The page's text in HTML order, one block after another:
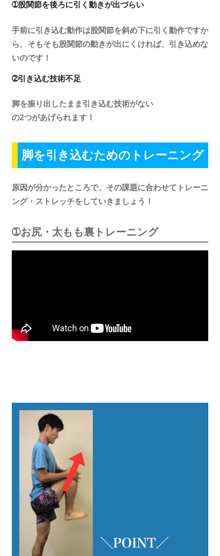
➀股関節を後ろに引く動きが出づらい
手前に引き込む動作は股関節を斜め下に引く動作ですか
ら、そもそも股関節の動きが出にくければ、引き込めな
いのです！
➁引き込む技術不足
脚を振り出したまま引き込む技術がない
の2つがあげられます！
脚を引き込むためのトレーニング
原因が分かったところで、その課題に合わせてトレーニ
ング・ストレッチをしていきましょう！
➀お尻・太もも裏トレーニング